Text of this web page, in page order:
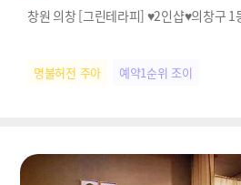
창원 의창 [그린테라피] ♥2인샵♥의창구 1
명불허전 주아 예약1순위 조이